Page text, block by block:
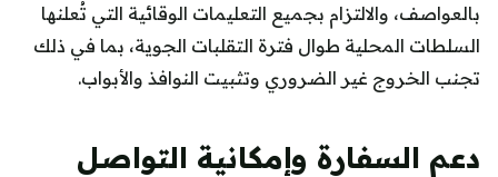
بالعواصف، والالتزام بجميع التعليمات الوقائية التي تُعلنها
السلطات المحلية طوال فترة التقلبات الجوية، بما في ذلك
تجنب الخروج غير الضروري وتثبيت النوافذ والأبواب.
دعم السفارة وإمكانية التواصل